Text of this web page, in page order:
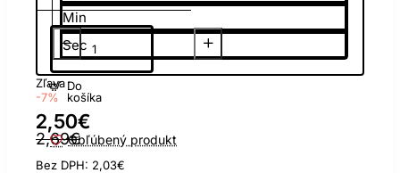
Min
Sec
Zľava
-7%
2,50€
2,69€
Bez DPH: 2,03€
Do
košíka
Obľúbený produkt